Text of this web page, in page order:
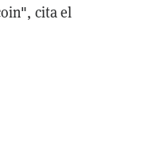
cita el